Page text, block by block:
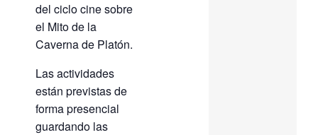
del ciclo cine sobre
el Mito de la
Caverna de Platón.
Las actividades
están previstas de
forma presencial
guardando las